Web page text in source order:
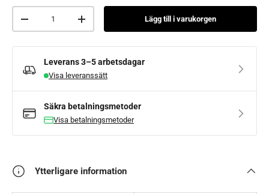
Minska mängdenLägg till fler Lägg till i varukorgen
Leverans3–5 arbetsdagar
Visa leveranssätt
Säkra betalningsmetoder
Visa betalningsmetoder
Ytterligare information